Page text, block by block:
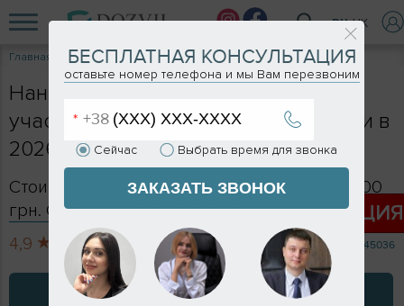
RU UK
Главная Услуги Нанесение красных линий на план участка
ЗАКАЗАТЬ КОНСУЛЬТАЦИЮ
Нанесение красных линий на план
участка в Киеве и Киевской области в
2026 году
Стоимость в Киеве и Киевской обл - от 3 000
грн. Сроки - индивидуально
4,9
713 отзывов 45036
АКЦИЯ
БЕСПЛАТНАЯ КОНСУЛЬТАЦИЯ
оставьте номер телефона и мы Вам перезвоним
Сейчас Выбрать время для звонка
ЗАКАЗАТЬ ЗВОНОК